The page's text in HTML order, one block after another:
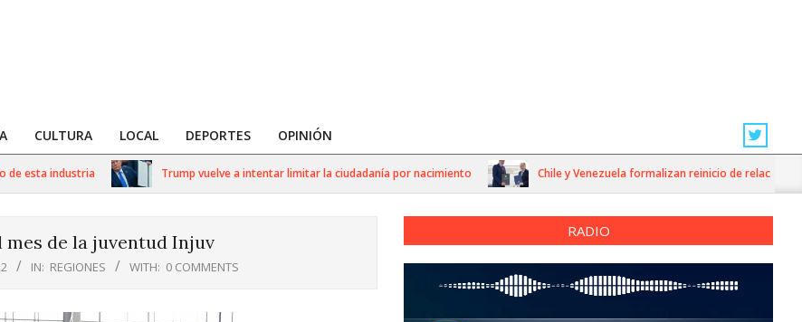
CULTURA LOCAL DEPORTES OPINIÓN
industria Trump vuelve a intentar limitar la ciudadanía por nacimiento Chile y Venezuela formalizan reinicio de relaciones
mes de la juventud Injuv
IN: REGIONES WITH: 0 COMMENTS
RADIO